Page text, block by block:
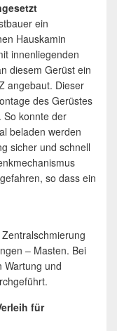
ein
Hauskamin
innenliegenden
diesem Gerüst ein
angebaut. Dieser
des Gerüstes
So konnte der
beladen werden
sicher und schnell
so dass ein
– Masten. Bei
Wartung und
für